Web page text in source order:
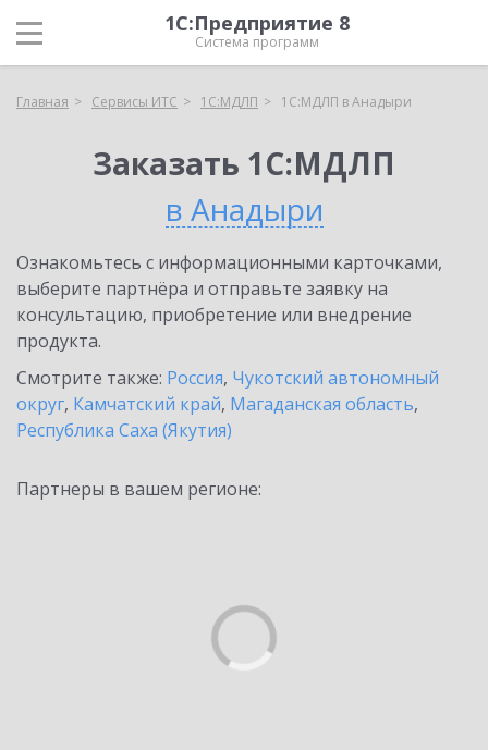
1С:Предприятие 8
Система программ
Главная Сервисы ИТС 1С:МДЛП 1С:МДЛП в Анадыри
Заказать 1С:МДЛП
в Анадыри
Ознакомьтесь с информационными карточками,
выберите партнёра и отправьте заявку на
консультацию, приобретение или внедрение
продукта.
Смотрите также: Россия, Чукотский автономный
округ, Камчатский край, Магаданская область,
Республика Саха (Якутия)
Партнеры в вашем регионе: